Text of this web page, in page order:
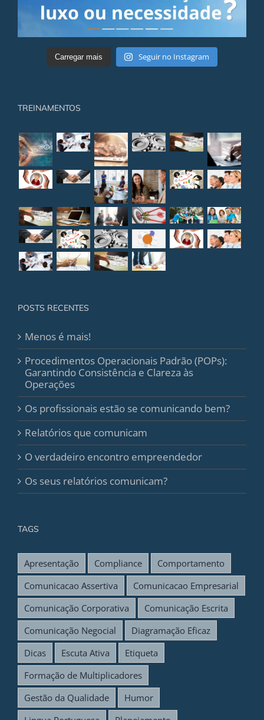
Carregar mais Seguir no Instagram
TREINAMENTOS
POSTS RECENTES
Menos é mais!
Procedimentos Operacionais Padrão (POPs):
Garantindo Consistência e Clareza às
Operações
Os profissionais estão se comunicando bem?
Relatórios que comunicam
O verdadeiro encontro empreendedor
Os seus relatórios comunicam?
TAGS
Apresentação Compliance
Comportamento
Comunicacao Assertiva
Comunicacao Empresarial
Comunicação Corporativa
Comunicação Escrita
Comunicação Negocial
Diagramação Eficaz
Dicas
Escuta Ativa
Etiqueta
Formação de Multiplicadores
Gestão da Qualidade
Humor